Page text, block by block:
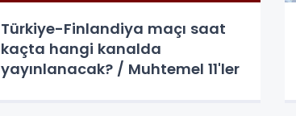
Türkiye-Finlandiya maçı saat
kaçta hangi kanalda
yayınlanacak? / Muhtemel 11'ler